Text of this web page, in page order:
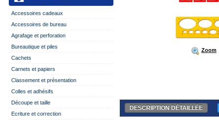
Accessoires cadeaux
Accessoires de bureau
Agrafage et perforation
Bureautique et piles
Cachets
Carnets et papiers
Classement et présentation
Colles et adhésifs
Découpe et taille
Ecriture et correction
Zoom
DESCRIPTION DÉTAILLÉE